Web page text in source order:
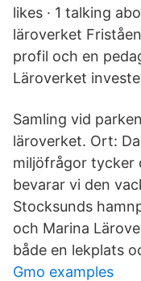
likes · 1 talking
läroverket
profil och en
Läroverket
Samling vid
läroverket. Ort:
miljöfrågor tycker
bevarar vi den
Stocksunds
och Marina
både en lekplats
Gmo examples